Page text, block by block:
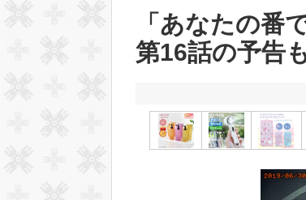
「あなたの番
第16話の予告